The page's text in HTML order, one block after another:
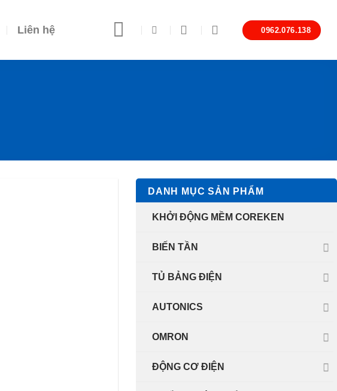
Liên hệ 0962.076.138
DANH MỤC SẢN PHẨM
KHỞI ĐỘNG MỀM COREKEN
BIẾN TẦN
TỦ BẢNG ĐIỆN
AUTONICS
OMRON
ĐỘNG CƠ ĐIỆN